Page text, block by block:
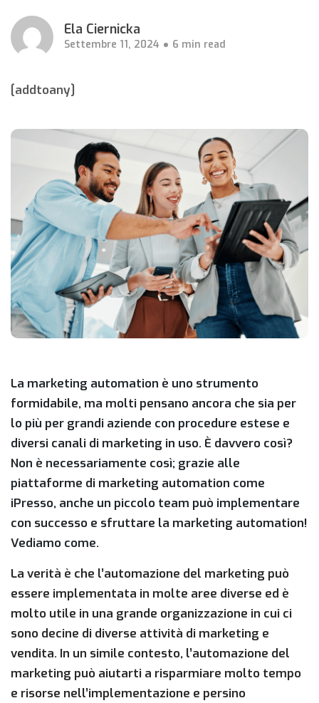
Ela Ciernicka
Settembre 11, 2024 6 min read
[addtoany]
La marketing automation è uno strumento
formidabile, ma molti pensano ancora che sia per
lo più per grandi aziende con procedure estese e
diversi canali di marketing in uso. È davvero così?
Non è necessariamente così; grazie alle
piattaforme di marketing automation come
iPresso, anche un piccolo team può implementare
con successo e sfruttare la marketing automation!
Vediamo come.
La verità è che l’automazione del marketing può
essere implementata in molte aree diverse ed è
molto utile in una grande organizzazione in cui ci
sono decine di diverse attività di marketing e
vendita. In un simile contesto, l’automazione del
marketing può aiutarti a risparmiare molto tempo
e risorse nell’implementazione e persino